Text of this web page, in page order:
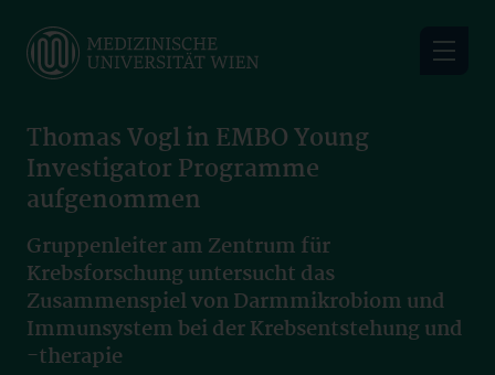
main
Thomas Vogl in EMBO Young
Investigator Programme
aufgenommen
Gruppenleiter am Zentrum für
Krebsforschung untersucht das
Zusammenspiel von Darmmikrobiom und
Immunsystem bei der Krebsentstehung und
-therapie